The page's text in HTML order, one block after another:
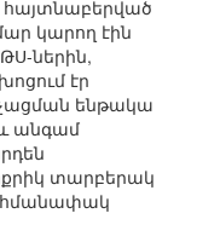
հայտնաբերված
կարող էին
ներին,
էր
ենթակա
անգամ
տարբերակ